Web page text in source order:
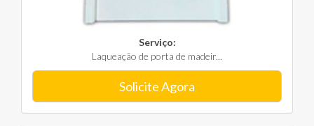
Serviço:
Laqueação de porta de madeir...
Solicite Agora